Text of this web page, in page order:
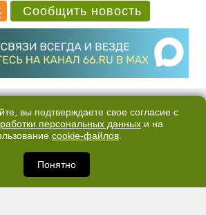
Сообщить новость
вы подтверждаете свое согласие с
персональных данных и на
cookie-файлов.
Понятно